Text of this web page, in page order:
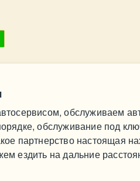
обслуживаем
обслуживание под
партнерство настоящая
ездить на дальние